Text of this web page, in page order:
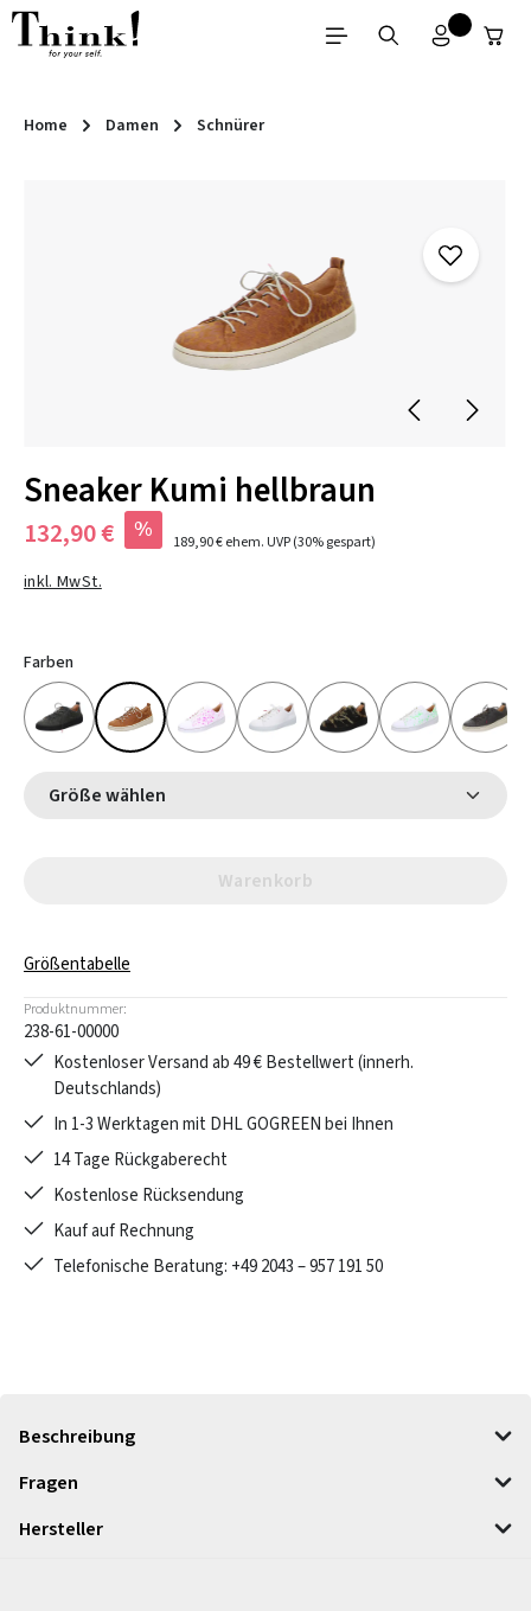
Zum Hauptinhalt springen
Home Damen Schnürer
Sneaker Kumi hellbraun
132,90 € % 189,90 €ehem. UVP(30% gespart)
inkl. MwSt.
Farben
Größe wählen
Warenkorb
Größentabelle
Produktnummer:
238-61-00000
Kostenloser Versand ab 49 € Bestellwert (innerh.
Deutschlands)
In 1-3 Werktagen mit DHL GOGREEN bei Ihnen
14 Tage Rückgaberecht
Kostenlose Rücksendung
Kauf auf Rechnung
Telefonische Beratung: +49 2043 – 957 191 50
Beschreibung
Fragen
Hersteller